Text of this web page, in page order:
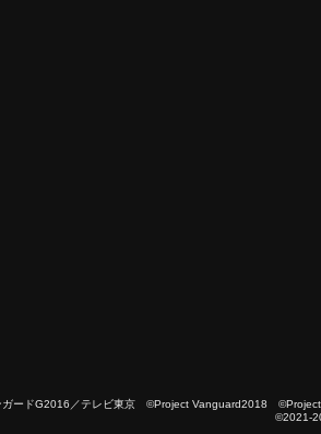
ードG2016／テレビ東京 ©Project Vanguard2018
©2021-